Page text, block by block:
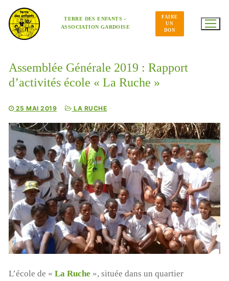
contenu
TERRE DES ENFANTS –
ASSOCIATION GARDOISE
FAIRE
UN
DON
Assemblée Générale 2019 : Rapport
d’activités école « La Ruche »
25 MAI 2019 LA RUCHE
L’école de « La Ruche », située dans un quartier